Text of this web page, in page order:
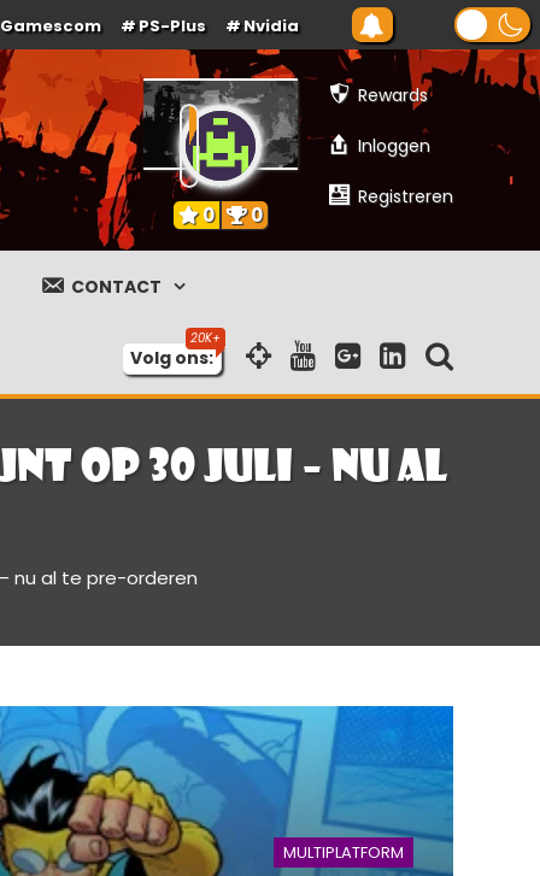
Gamescom PS-Plus Nvidia
Rewards
Inloggen
Registreren
0 0
CONTACT
Volg ons:
op 30 juli – nu al
nu al te pre-orderen
MULTIPLATFORM